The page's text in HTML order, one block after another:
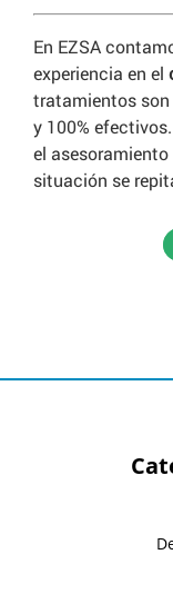
En EZSA
experiencia en el
tratamientos son
y 100%
el
situación se